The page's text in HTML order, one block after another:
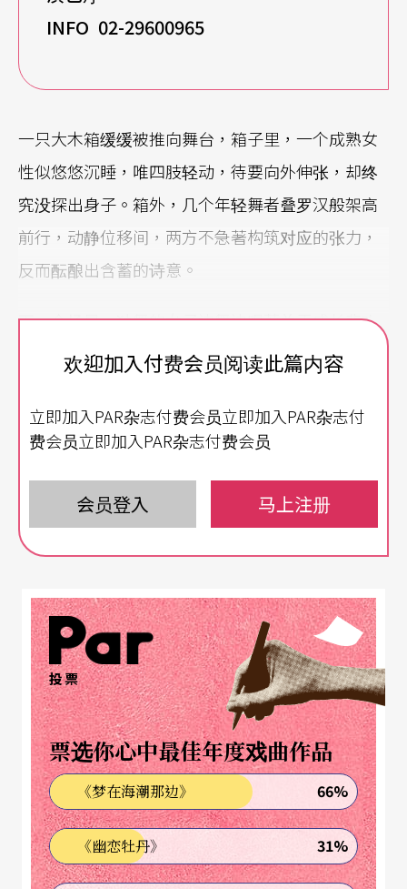
INFO 02-29600965
一只大木箱缓缓被推向舞台，箱子里，一个成熟女
性似悠悠沉睡，唯四肢轻动，待要向外伸张，却终
究没探出身子。箱外，几个年轻舞者叠罗汉般架高
前行，动静位移间，两方不急著构筑对应的张力，
反而酝酿出含蓄的诗意。
下一个场景，独舞的女子边舞边唱著关于成长悲欢
离愁的国语歌；三个女子与一件外套共舞，她们轮
拥有者或操控者的权力？
nee 5〉乐曲声中，年轻舞者们的群舞冷静且乾净；
其后，木箱再度流进舞台，却只剩下一只空箱，如
么却又载走了什么……
组合语言舞团的新作《微笑飞了！在空中盘旋》，
理性与感性并陈，成熟与青春对望，岁月的流逝带
出简净的诗意，编舞家杨桂娟说：「我想用这支
舞，找到自己对极简的定义。」
格拉斯的理性考验
杨桂娟一向喜欢格拉斯的音乐，而格拉斯一句关于
欢迎加入付费会员阅读此篇内容
立即加入PAR杂志付费会员立即加入PAR杂志付
费会员立即加入PAR杂志付费会员
会员登入 马上注册
投票
票选你心中最佳年度戏曲作品
《梦在海潮那边》 66%
《幽恋牡丹》 31%